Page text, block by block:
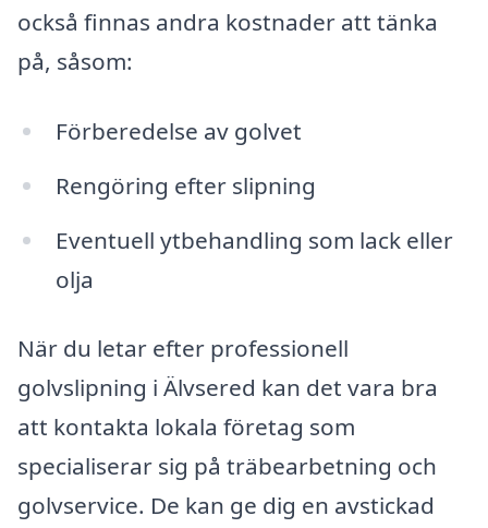
också finnas andra kostnader att tänka
på, såsom:
Förberedelse av golvet
Rengöring efter slipning
Eventuell ytbehandling som lack eller
olja
När du letar efter professionell
golvslipning i Älvsered kan det vara bra
att kontakta lokala företag som
specialiserar sig på träbearbetning och
golvservice. De kan ge dig en avstickad